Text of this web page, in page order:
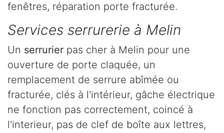
fenêtres, réparation porte fracturée.
Services serrurerie à Melin
Un serrurier pas cher à Melin pour une
ouverture de porte claquée, un
remplacement de serrure abîmée ou
fracturée, clés à l'intérieur, gâche électrique
ne fonction pas correctement, coincé à
l'interieur, pas de clef de boîte aux lettres,